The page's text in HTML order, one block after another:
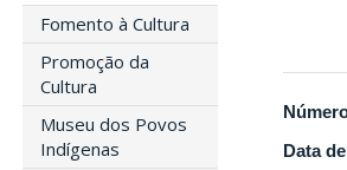
Fomento à Cultura
Promoção da
Cultura
Museu dos Povos
Indígenas
Data